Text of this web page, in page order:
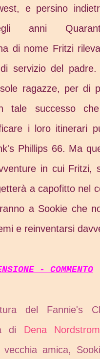
e persino
anni
di nome Fritzi
servizio del
ragazze, per di
tale successo
i loro itinerari
Phillips 66. Ma
in cui Fritzi,
a capofitto nel
a Sookie che
e reinventarsi
- COMMENTO
del Fannie's
di Dena Nordstrom
amica,